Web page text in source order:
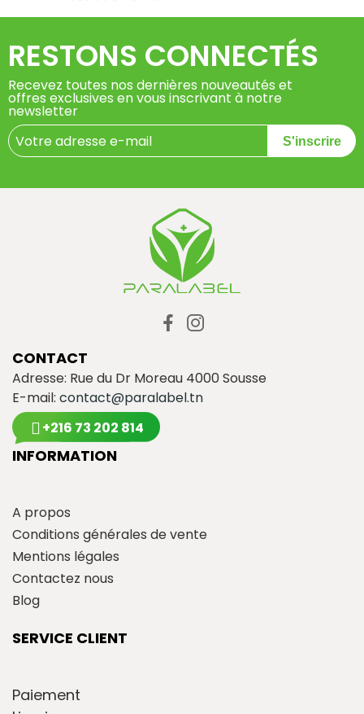
RESTONS CONNECTÉS
Recevez toutes nos dernières nouveautés et
offres exclusives en vous inscrivant à notre
newsletter
S'inscrire
CONTACT
Adresse: Rue du Dr Moreau 4000 Sousse
E-mail: contact@paralabel.tn
+216 73 202 814
INFORMATION
A propos
Conditions générales de vente
Mentions légales
Contactez nous
Blog
SERVICE CLIENT
Paiement